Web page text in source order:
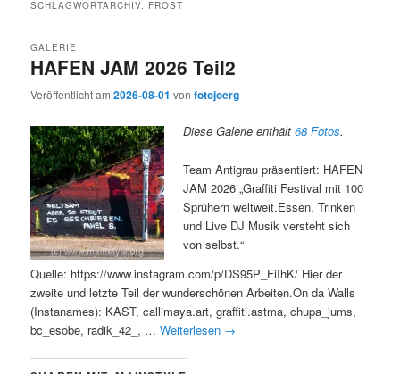
SCHLAGWORTARCHIV: FROST
HAFEN JAM 2026 Teil2
GALERIE
Veröffentlicht am2026-08-01 vonfotojoerg
Diese Galerie enthält68 Fotos.
Team Antigrau präsentiert: HAFEN
JAM 2026 „Graffiti Festival mit 100
Sprühern weltweit.Essen, Trinken
und Live DJ Musik versteht sich
von selbst.“
Quelle: https://www.instagram.com/p/DS95P_FiIhK/ Hier der
zweite und letzte Teil der wunderschönen Arbeiten.On da Walls
(Instanames): KAST, callimaya.art, graffiti.astma, chupa_jums,
bc_esobe, radik_42_, …Weiterlesen →